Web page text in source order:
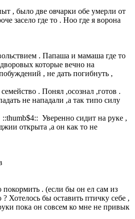
, было две овчарки обе умерли от
засело где то . Ноо где я ворона
. Папаша и мамаша где то
которые вечно на
, не дать погибнуть ,
. Понял ,осознал ,готов .
не нападали ,а так типо силу
Уверенно сидит на руке ,
открыта ,а он как то не
покормить . (если бы он ел сам из
Хотелось бы оставить птичку себе ,
пока он совсем ко мне не привык